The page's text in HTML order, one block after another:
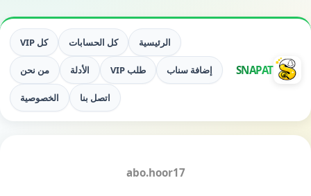
SNAPAT
الرئيسية كل الحسابات كل VIP
إضافة سناب طلب VIP الأدلة من نحن
اتصل بنا الخصوصية
abo.hoor17